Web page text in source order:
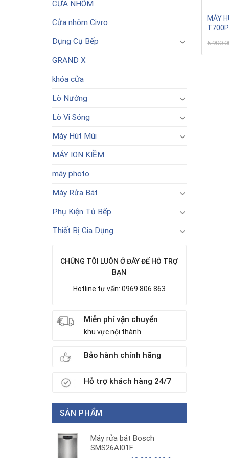
CỬA NHÔM
Cửa nhôm Civro
Dụng Cụ Bếp
GRAND X
khóa cửa
Lò Nướng
Lò Vi Sóng
Máy Hút Mùi
MÁY ION KIỀM
máy photo
Máy Rửa Bát
Phụ Kiện Tủ Bếp
Thiết Bị Gia Dụng
CHÚNG TÔI LUÔN Ở ĐÂY ĐỂ HỖ TRỢ
BẠN
Hotline tư vấn: 0969 806 863
Miễn phí vận chuyển
khu vực nội thành
Bảo hành chính hãng
Hỗ trợ khách hàng 24/7
SẢN PHẨM
Máy rửa bát Bosch
SMS26AI01F
MÁY